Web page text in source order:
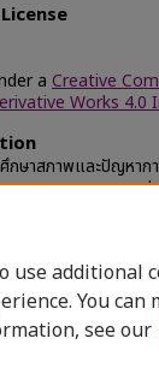
a Creative
Works 4.0
ษาสภาพและปัญหากา
นคณะกรรมการการ
use additional
You can
see our